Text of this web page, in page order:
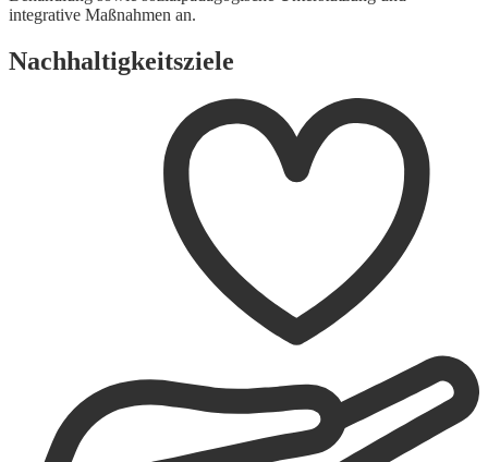
integrative Maßnahmen an.
Nachhaltigkeitsziele